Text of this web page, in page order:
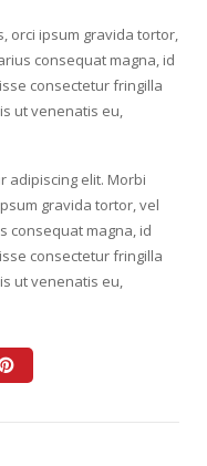
orci ipsum gravida tortor,
consequat magna, id
consectetur fringilla
ut venenatis eu,
adipiscing elit. Morbi
gravida tortor, vel
consequat magna, id
consectetur fringilla
ut venenatis eu,